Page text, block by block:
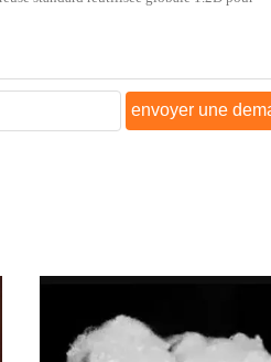
envoyer une